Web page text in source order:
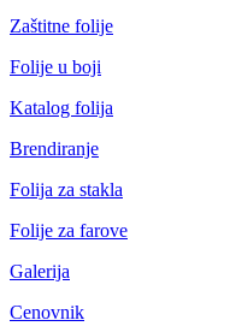
Zaštitne folije
Folije u boji
Katalog folija
Brendiranje
Folija za stakla
Folije za farove
Galerija
Cenovnik